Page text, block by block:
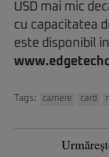
USD mai mic
cu capacitatea
este disponibil
Tags: camere card